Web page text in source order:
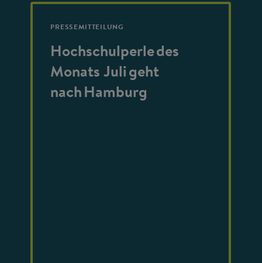
PRESSEMITTEILUNG
Hochschulperle des
Monats Juli geht
nach Hamburg